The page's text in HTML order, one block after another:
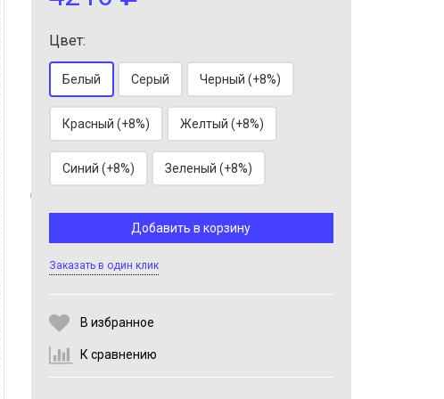
Цвет:
Белый Серый Черный (+8%)
Красный (+8%) Желтый (+8%)
Синий (+8%) Зеленый (+8%)
Выберите количество:
Продолжить Отмена
Добавить в корзину
Заказать в один клик
В избранное
К сравнению